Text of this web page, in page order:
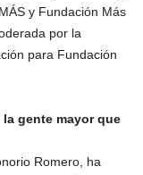
y Fundación Más
por la
para Fundación
gente mayor que
Romero, ha